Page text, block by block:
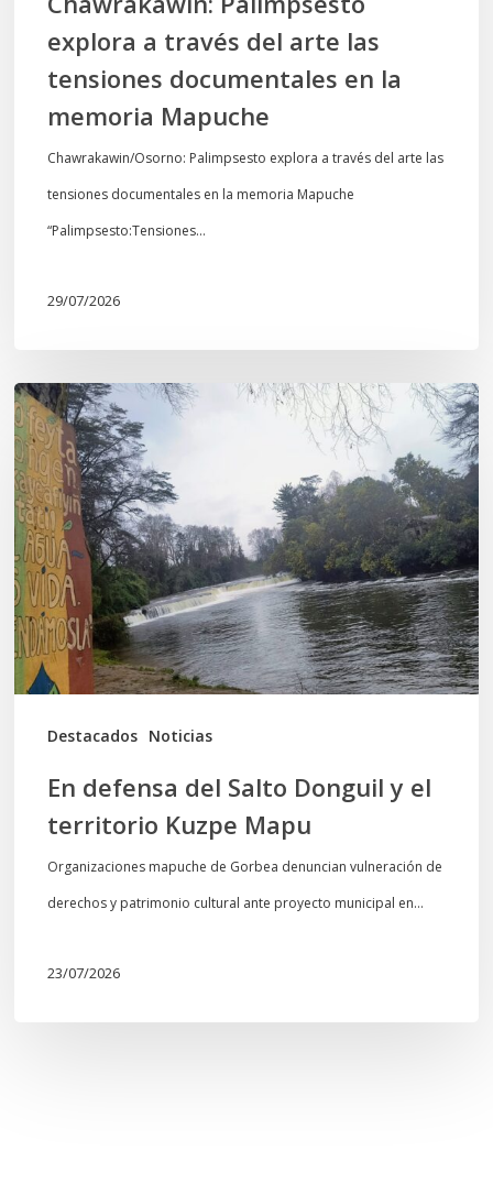
memoria
Mapuche
explora a través del arte las
tensiones documentales en la
memoria Mapuche
Chawrakawin/Osorno: Palimpsesto explora a través del arte las
tensiones documentales en la memoria Mapuche
“Palimpsesto:Tensiones…
29/07/2026
Destacados Noticias
En
defensa
del
Salto
Donguil
y
el
territorio
Kuzpe
Mapu
En defensa del Salto Donguil y el
territorio Kuzpe Mapu
Organizaciones mapuche de Gorbea denuncian vulneración de
derechos y patrimonio cultural ante proyecto municipal en…
23/07/2026